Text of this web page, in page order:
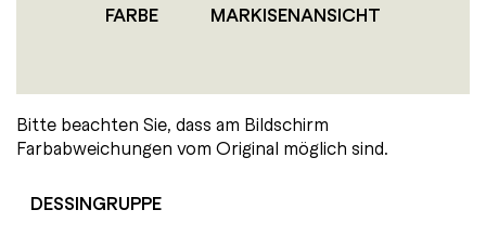
FARBE MARKISENANSICHT
Bitte beachten Sie, dass am Bildschirm
Farbabweichungen vom Original möglich sind.
DESSINGRUPPE